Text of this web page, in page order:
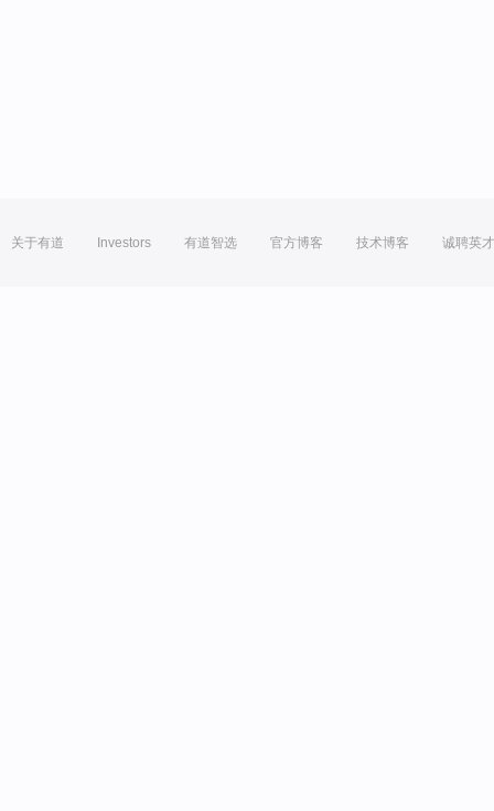
关于有道 Investors 有道智选 官方博客 技术博客 诚聘英才